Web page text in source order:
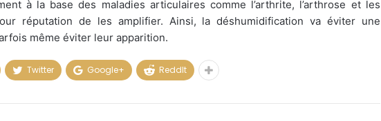
à la base des maladies articulaires comme l’arthrite, l’arthrose et les
réputation de les amplifier. Ainsi, la déshumidification va éviter une
même éviter leur apparition.
Twitter Google+ ReddIt